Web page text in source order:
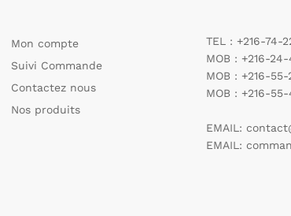
Mon compte
Suivi Commande
Contactez nous
Nos produits
TEL : +216-74-
MOB : +216-
MOB : +216-
MOB : +216-
EMAIL:
EMAIL: